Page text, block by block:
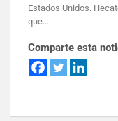
Estados Unidos.
que…
Comparte esta